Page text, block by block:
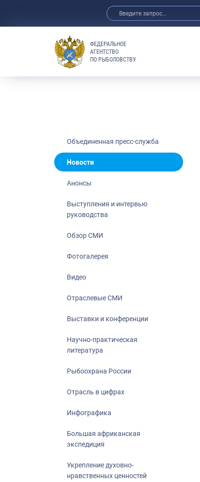
Анонсы
ФЕДЕРАЛЬНОЕ
АГЕНТСТВО
ПО РЫБОЛОВСТВУ
Объединенная пресс-служба
Новости
Анонсы
Выступления и интервью
руководства
Обзор СМИ
Фотогалерея
Видео
Отраслевые СМИ
Выставки и конференции
Научно-практическая
литература
Рыбоохрана России
Отрасль в цифрах
Инфографика
Большая африканская
экспедиция
Укрепление духовно-
нравственных ценностей